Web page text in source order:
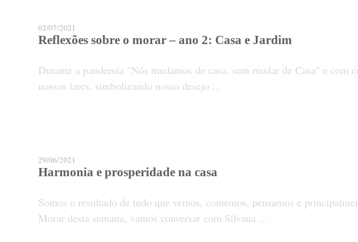
02/07/2021
Reflexões sobre o morar – ano 2: Casa e Jardim
Durante a pandemia "Nós mudamos de casa, sem mudar de Casa" e com
nossos lares, simbolizando nosso desejo ...
29/06/2021
Harmonia e prosperidade na casa
Somos o resultado de tudo que vemos, comemos, pensamos e
Morar desta semana, vamos conversar com Silvana ...